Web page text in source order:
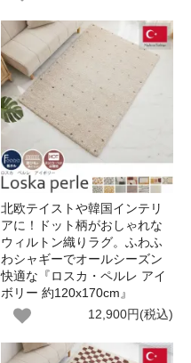
北欧テイストや韓国インテリ
アに！ドット柄がおしゃれな
ウィルトン織りラグ。ふわふ
わシャギーでオールシーズン
快適な『ロスカ・ペルレ アイ
ボリー 約120x170cm』
12,900円(税込)